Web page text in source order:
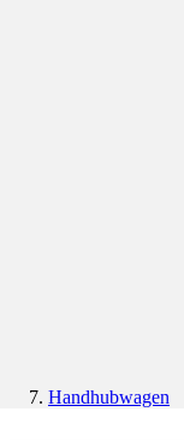
Handhubwagen